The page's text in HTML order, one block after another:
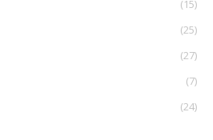
(15)
(25)
(27)
(7)
(24)